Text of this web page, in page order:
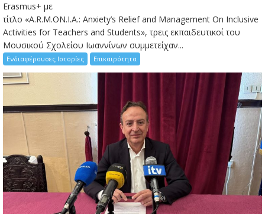
Erasmus+ με
τίτλο «A.R.M.ON.I.A.: Anxiety’s Relief and Management On Inclusive
Activities for Teachers and Students», τρεις εκπαιδευτικοί του
Μουσικού Σχολείου Ιωαννίνων συμμετείχαν...
Ενδιαφέρουσες Ιστορίες Επικαιρότητα